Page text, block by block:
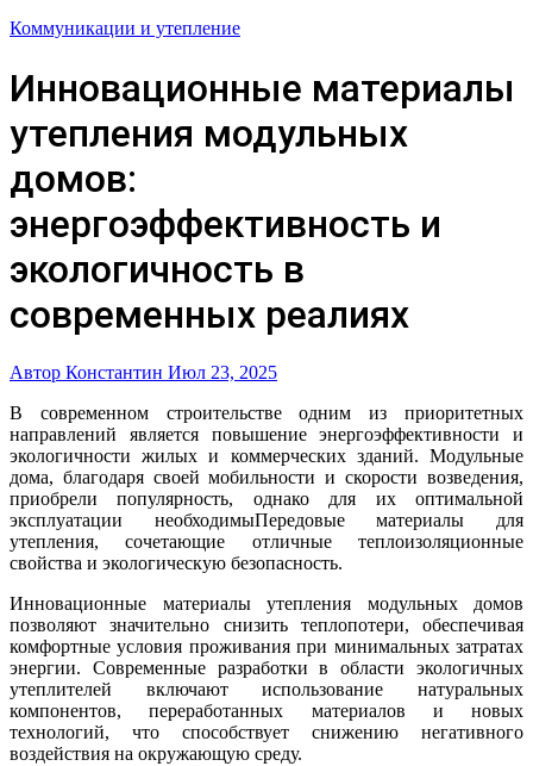
Коммуникации и утепление
Инновационные материалы
утепления модульных
домов:
энергоэффективность и
экологичность в
современных реалиях
Автор Константин Июл 23, 2025
В современном строительстве одним из приоритетных
направлений является повышение энергоэффективности и
экологичности жилых и коммерческих зданий. Модульные
дома, благодаря своей мобильности и скорости возведения,
приобрели популярность, однако для их оптимальной
эксплуатации необходимыПередовые материалы для
утепления, сочетающие отличные теплоизоляционные
свойства и экологическую безопасность.
Инновационные материалы утепления модульных домов
позволяют значительно снизить теплопотери, обеспечивая
комфортные условия проживания при минимальных затратах
энергии. Современные разработки в области экологичных
утеплителей включают использование натуральных
компонентов, переработанных материалов и новых
технологий, что способствует снижению негативного
воздействия на окружающую среду.